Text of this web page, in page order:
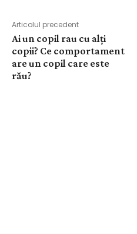
Articolul precedent
Ai un copil rau cu alți
copii? Ce comportament
are un copil care este
rău?